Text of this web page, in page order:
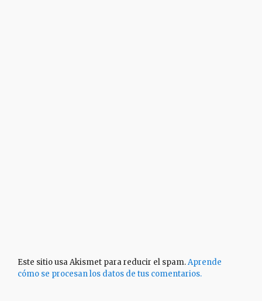
Este sitio usa Akismet para reducir el spam.Aprende
cómo se procesan los datos de tus comentarios.